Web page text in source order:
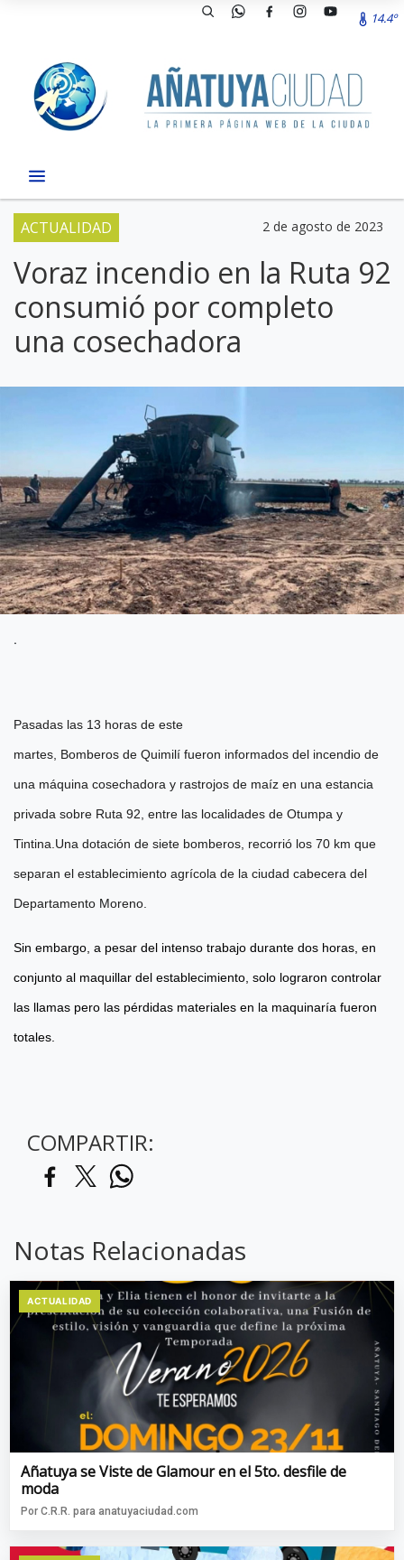
14.4º
ACTUALIDAD 2 de agosto de 2023
Voraz incendio en la Ruta 92
consumió por completo
una cosechadora
.
Pasadas las 13 horas de este
martes, Bomberos de Quimilí fueron informados del incendio de
una máquina cosechadora y rastrojos de maíz en una estancia
privada sobre Ruta 92, entre las localidades de Otumpa y
Tintina.Una dotación de siete bomberos, recorrió los 70 km que
separan el establecimiento agrícola de la ciudad cabecera del
Departamento Moreno.
Sin embargo, a pesar del intenso trabajo durante dos horas, en
conjunto al maquillar del establecimiento, solo lograron controlar
las llamas pero las pérdidas materiales en la maquinaría fueron
totales.
COMPARTIR:
Notas Relacionadas
ACTUALIDAD
Añatuya se Viste de Glamour en el 5to. desfile de
moda
Por C.R.R. para anatuyaciudad.com